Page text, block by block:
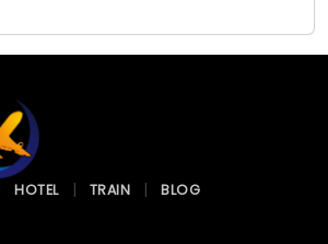
HOTEL TRAIN BLOG